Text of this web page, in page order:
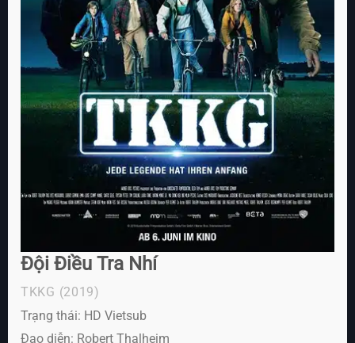
Đội Điều Tra Nhí
TKKG (2019)
Trạng thái: HD Vietsub
Đạo diễn: Robert Thalheim